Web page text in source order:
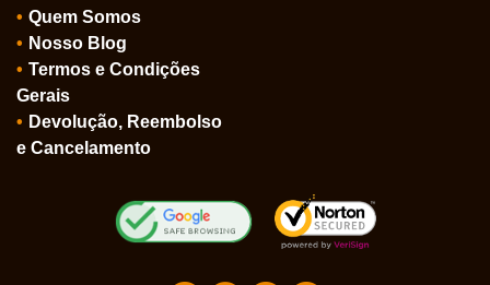
Quem Somos
Nosso Blog
Termos e Condições
Gerais
Devolução, Reembolso
e Cancelamento